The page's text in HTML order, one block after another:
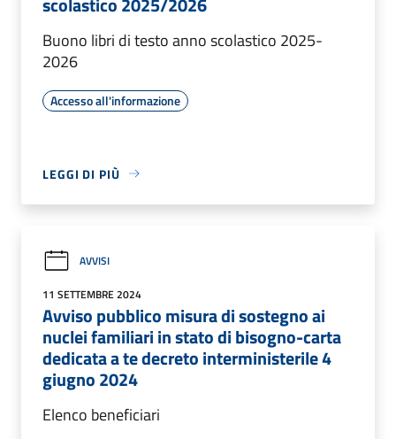
Buono libri di testo anno scolastico 2025-
2026
Accesso all'informazione
LEGGI DI PIÙ
AVVISI
11 SETTEMBRE 2024
Avviso pubblico misura di sostegno ai
nuclei familiari in stato di bisogno-carta
dedicata a te decreto interministerile 4
giugno 2024
Elenco beneficiari